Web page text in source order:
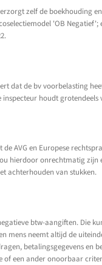
zelf de boekhouding
'OB
dat de bv voorbelasting
houdt grotendeels
AVG en Europese
hierdoor onrechtmatig
achterhouden van stukken.
btw-aangiften. Die
mens neemt altijd de
betalingsgegevens
of een ander onoorbaar